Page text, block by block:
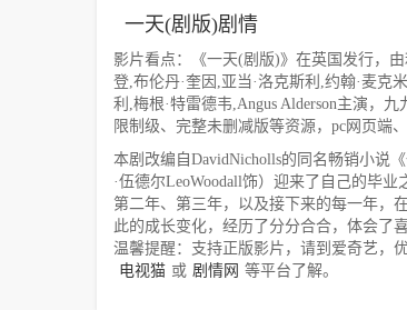
一天(剧版)剧情
影片看点：《一天(剧版)》在英国发行，
登,布伦丹·奎因,亚当·洛克斯利,约翰·麦克
利,梅根·特雷德韦,Angus Alderson主演，
限制级、完整未删减版等资源，pc网页端
本剧改编自DavidNicholls的同名畅销小说
·伍德尔LeoWoodall饰）迎来了自己的毕
第二年、第三年，以及接下来的每一年，
此的成长变化，经历了分分合合，体会了喜
温馨提醒：支持正版影片，请到爱奇艺，
电视猫 或 剧情网 等平台了解。